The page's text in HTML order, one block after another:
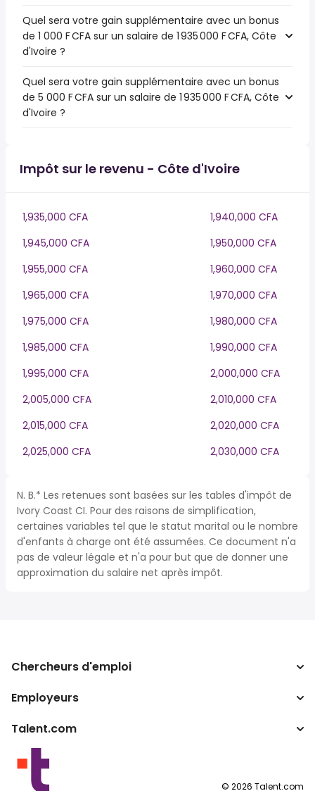
Quel sera votre gain supplémentaire avec un bonus
de 1 000 F CFA sur un salaire de 1 935 000 F CFA, Côte
d'Ivoire ?
Quel sera votre gain supplémentaire avec un bonus
de 5 000 F CFA sur un salaire de 1 935 000 F CFA, Côte
d'Ivoire ?
Impôt sur le revenu - Côte d'Ivoire
1,935,000 CFA
1,940,000 CFA
1,945,000 CFA
1,950,000 CFA
1,955,000 CFA
1,960,000 CFA
1,965,000 CFA
1,970,000 CFA
1,975,000 CFA
1,980,000 CFA
1,985,000 CFA
1,990,000 CFA
1,995,000 CFA
2,000,000 CFA
2,005,000 CFA
2,010,000 CFA
2,015,000 CFA
2,020,000 CFA
2,025,000 CFA
2,030,000 CFA
N. B.* Les retenues sont basées sur les tables d'impôt de
Ivory Coast CI. Pour des raisons de simplification,
certaines variables tel que le statut marital ou le nombre
d'enfants à charge ont été assumées. Ce document n'a
pas de valeur légale et n'a pour but que de donner une
approximation du salaire net après impôt.
Chercheurs d'emploi
Recherche d'emploi
Employeurs
Entreprises
Programmes partenaires
Talent.com
Autres pays
Conditions d’utilisation
© 2026 Talent.com